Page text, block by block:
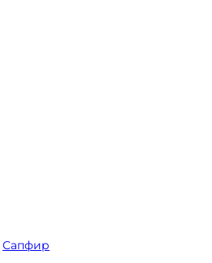
Сапфир